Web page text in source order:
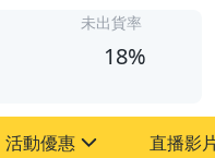
未出貨率
18%
活動優惠 直播影